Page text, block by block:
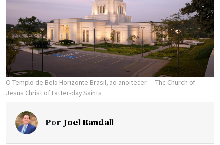
O Templo de Belo Horizonte Brasil, ao anoitecer.
The Church of
Jesus Christ of Latter-day Saints
Por Joel Randall